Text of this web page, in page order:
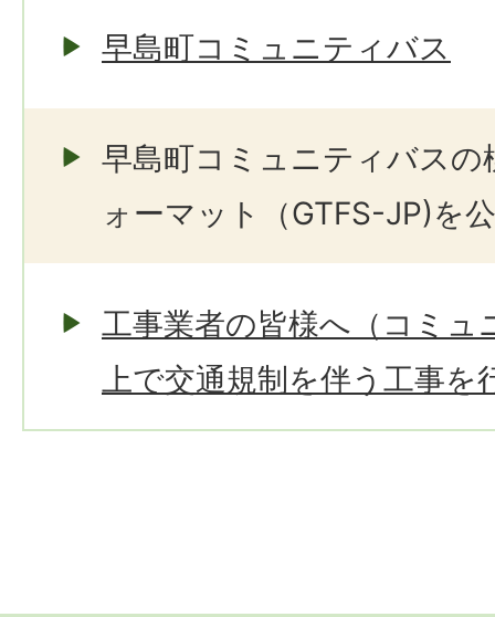
早島町コミュニティバス
早島町コミュニティバスの
ォーマット（GTFS-JP)を
工事業者の皆様へ（コミュ
上で交通規制を伴う工事を